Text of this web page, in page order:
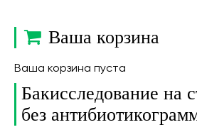
Ваша корзина
Ваша корзина пуста
Бакисследование на
без